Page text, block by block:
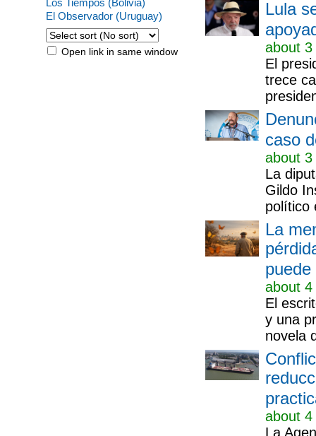
Los Tiempos (Bolivia)
El Observador (Uruguay)
Open link in same window
Lula
about
El
trece
caso
about
La
Gildo
político
La
about
El
y una
novela
about
La